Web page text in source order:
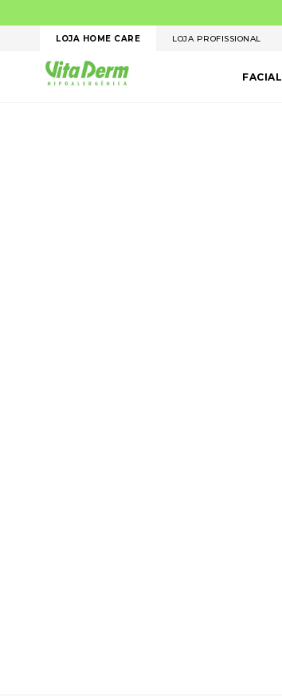
LOJA HOME CARE LOJA PROFISSIONAL
FACIAL